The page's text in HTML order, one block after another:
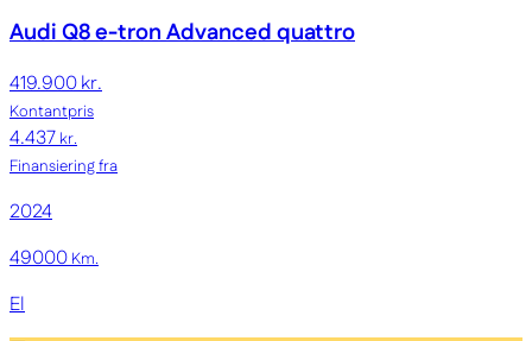
Audi Q8 e-tronAdvanced quattro
419.900 kr.
Kontantpris
4.437kr.
Finansiering fra
2024
49000Km.
El